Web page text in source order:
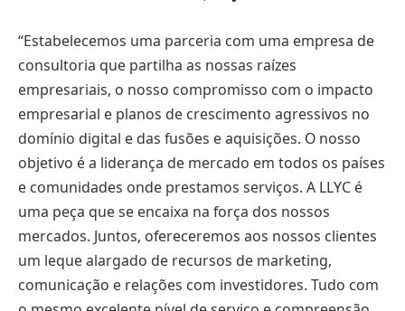
“Estabelecemos uma parceria com uma empresa de
consultoria que partilha as nossas raízes
empresariais, o nosso compromisso com o impacto
empresarial e planos de crescimento agressivos no
domínio digital e das fusões e aquisições. O nosso
objetivo é a liderança de mercado em todos os países
e comunidades onde prestamos serviços. A LLYC é
uma peça que se encaixa na força dos nossos
mercados. Juntos, ofereceremos aos nossos clientes
um leque alargado de recursos de marketing,
comunicação e relações com investidores. Tudo com